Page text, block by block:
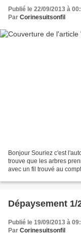
Publié le 22/09/2013 à
Par Corinesuitsonfil
Bonjour Souriez c'est
trouve que les arbres
avec un fil trouvé au
Dépaysement 1/
Publié le 19/09/2013 à
Par Corinesuitsonfil